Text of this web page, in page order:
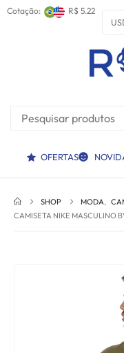
Cotação: R$ 5.22
OFERTAS
SHOP MODA,
CAMISETA NIKE MASCULINO